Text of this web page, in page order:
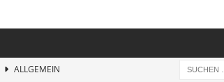
ALLGEMEIN